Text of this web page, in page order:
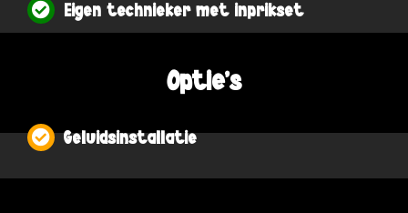
Eigen technieker met inprikset
Optie's
Geluidsinstallatie